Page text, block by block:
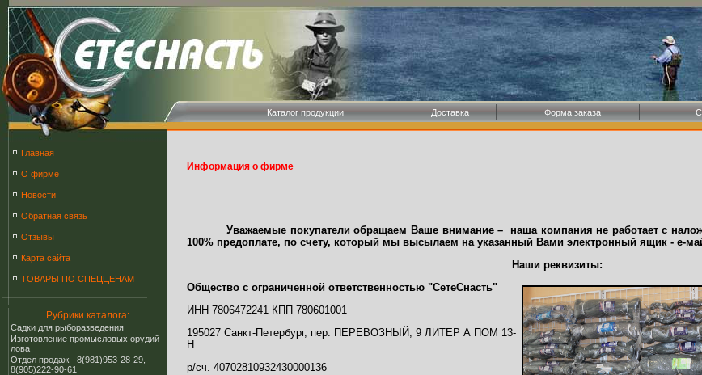
Каталог продукции Доставка Форма заказа
Главная
О фирме
Новости
Обратная связь
Отзывы
Карта сайта
ТОВАРЫ ПО СПЕЦЦЕНАМ
Рубрики каталога:
Cадки для рыборазведения
Изготовление промысловых орудий
лова
Отдел продаж - 8(981)953-28-29,
8(905)222-90-61
Информация о фирме
Уважаемые покупатели обращаем Ваше внимание – наша компания не работает с
100% предоплате, по счету, который мы высылаем на указанный Вами электронный ящик - е-
Наши реквизиты:
Общество с ограниченной ответственностью "СетеСнасть"
ИНН 7806472241 КПП 780601001
195027 Санкт-Петербург, пер. ПЕРЕВОЗНЫЙ, 9 ЛИТЕР А ПОМ 13-
Н
р/сч. 40702810932430000136